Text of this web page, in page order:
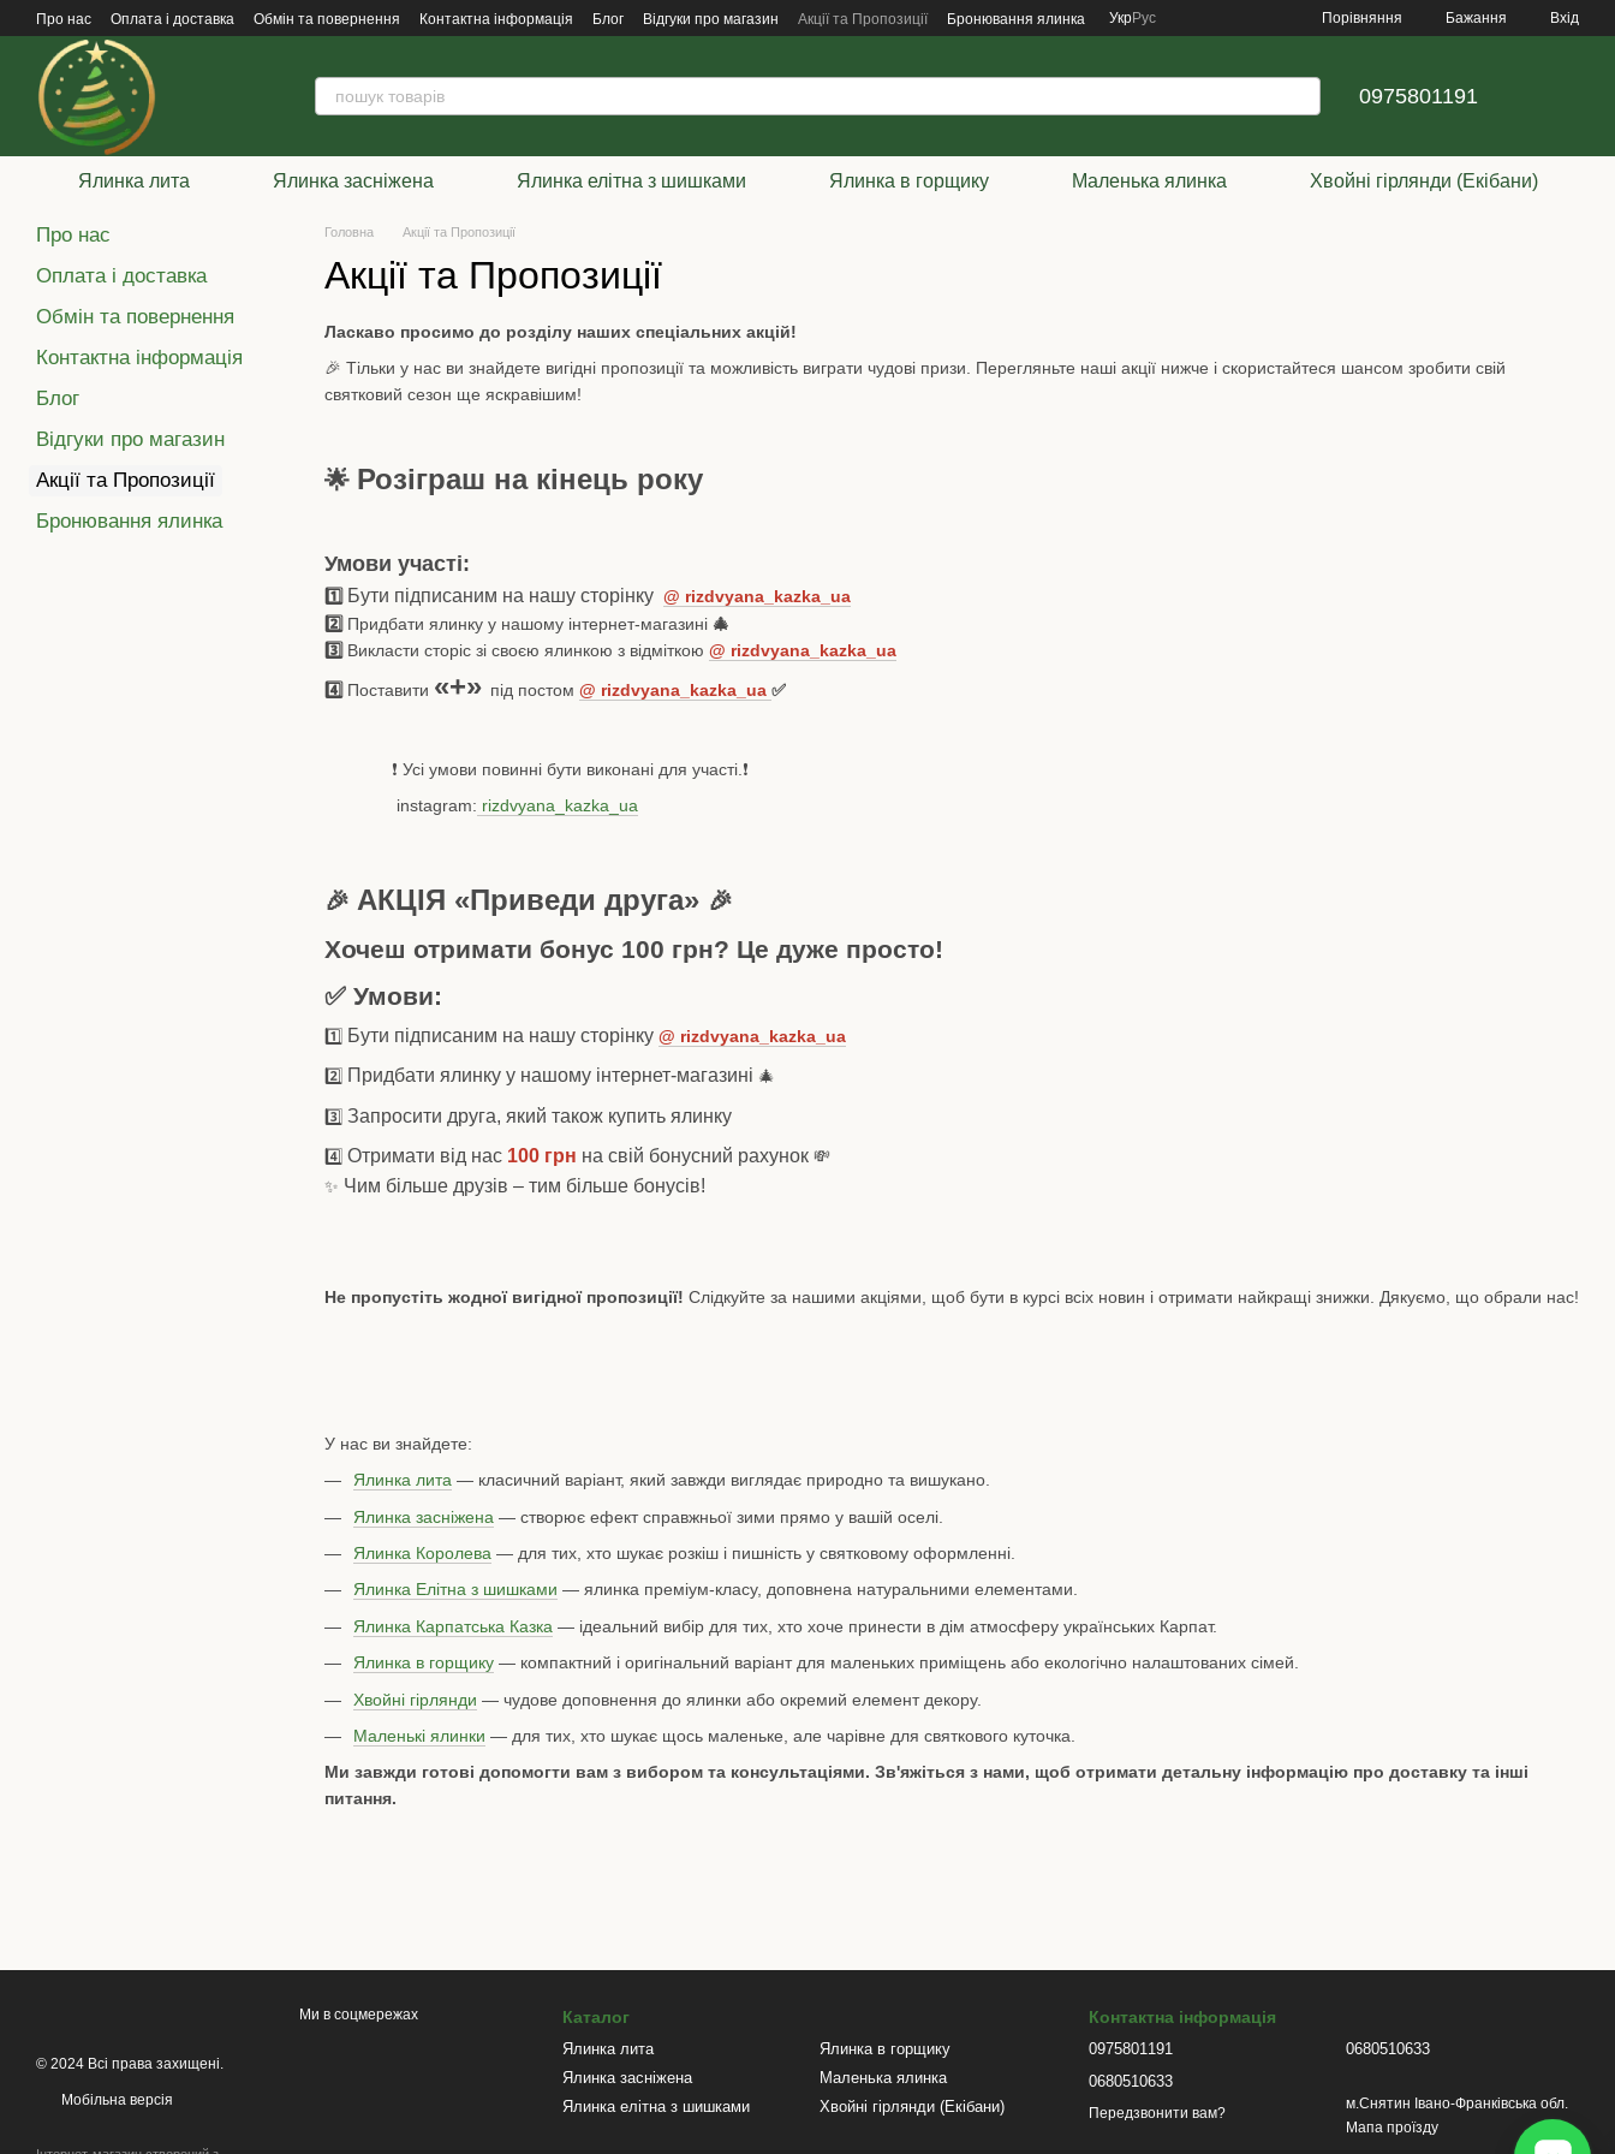
Перейти до основного контенту
Про нас Оплата і доставка Обмін та повернення Контактна інформація Блог Відгуки про магазин Акції та Пропозиції Бронювання ялинка УкрРус Порівняння Бажання Вхід
0975801191
Ялинка лита Ялинка засніжена Ялинка елітна з шишками Ялинка в горщику Маленька ялинка Хвойні гірлянди (Екібани)
Головна Акції та Пропозиції
Акції та Пропозиції
Ласкаво просимо до розділу наших спеціальних акцій!
🎉 Тільки у нас ви знайдете вигідні пропозиції та можливість виграти чудові призи. Перегляньте наші акції нижче і скористайтеся шансом зробити свій
святковий сезон ще яскравішим!
🌟 Розіграш на кінець року
Умови участі:
1️⃣ Бути підписаним на нашу сторінку @ rizdvyana_kazka_ua
2️⃣ Придбати ялинку у нашому інтернет-магазині 🎄
3️⃣ Викласти сторіс зі своєю ялинкою з відміткою @ rizdvyana_kazka_ua
4️⃣ Поставити «+» під постом @ rizdvyana_kazka_ua ✅
❗️ Усі умови повинні бути виконані для участі.❗️
instagram: rizdvyana_kazka_ua
🎉 АКЦІЯ «Приведи друга» 🎉
Хочеш отримати бонус 100 грн? Це дуже просто!
✅ Умови:
1️⃣ Бути підписаним на нашу сторінку @ rizdvyana_kazka_ua
2️⃣ Придбати ялинку у нашому інтернет-магазині 🎄
3️⃣ Запросити друга, який також купить ялинку
4️⃣ Отримати від нас 100 грн на свій бонусний рахунок 💸
✨ Чим більше друзів – тим більше бонусів!
Не пропустіть жодної вигідної пропозиції! Слідкуйте за нашими акціями, щоб бути в курсі всіх новин і отримати найкращі знижки. Дякуємо, що обрали нас!
У нас ви знайдете:
Ялинка лита — класичний варіант, який завжди виглядає природно та вишукано.
Ялинка засніжена — створює ефект справжньої зими прямо у вашій оселі.
Ялинка Королева — для тих, хто шукає розкіш і пишність у святковому оформленні.
Ялинка Елітна з шишками — ялинка преміум-класу, доповнена натуральними елементами.
Ялинка Карпатська Казка — ідеальний вибір для тих, хто хоче принести в дім атмосферу українських Карпат.
Ялинка в горщику — компактний і оригінальний варіант для маленьких приміщень або екологічно налаштованих сімей.
Хвойні гірлянди — чудове доповнення до ялинки або окремий елемент декору.
Маленькі ялинки — для тих, хто шукає щось маленьке, але чарівне для святкового куточка.
Ми завжди готові допомогти вам з вибором та консультаціями. Зв'яжіться з нами, щоб отримати детальну інформацію про доставку та інші
питання.
Про нас
Оплата і доставка
Обмін та повернення
Контактна інформація
Блог
Відгуки про магазин
Акції та Пропозиції
Бронювання ялинка
© 2024 Всі права захищені.
Мобільна версія
Ми в соцмережах Каталог
Ялинка лита
Ялинка засніжена
Ялинка елітна з шишками
Ялинка в горщику
Маленька ялинка
Хвойні гірлянди (Екібани)
Контактна інформація
0975801191
0680510633
Передзвонити вам?
0680510633
м.Снятин Івано-Франківська обл.
Мапа проїзду